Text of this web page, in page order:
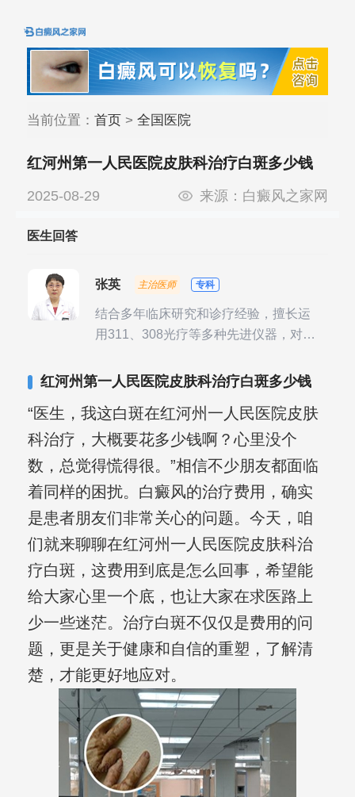
当前位置： 首页> 全国医院
红河州第一人民医院皮肤科治疗白斑多少钱
2025-08-29 来源： 白癜风之家网
医生回答
张英 主治医师 专科
结合多年临床研究和诊疗经验，擅长运
用311、308光疗等多种先进仪器，对不
其对女性银屑病、顽固性银屑病、全身
验。
红河州第一人民医院皮肤科治疗白斑多少钱
“医生，我这白斑在红河州一人民医院皮肤
科治疗，大概要花多少钱啊？心里没个
数，总觉得慌得很。”相信不少朋友都面临
着同样的困扰。白癜风的治疗费用，确实
是患者朋友们非常关心的问题。今天，咱
们就来聊聊在红河州一人民医院皮肤科治
疗白斑，这费用到底是怎么回事，希望能
给大家心里一个底，也让大家在求医路上
少一些迷茫。治疗白斑不仅仅是费用的问
题，更是关于健康和自信的重塑，了解清
楚，才能更好地应对。